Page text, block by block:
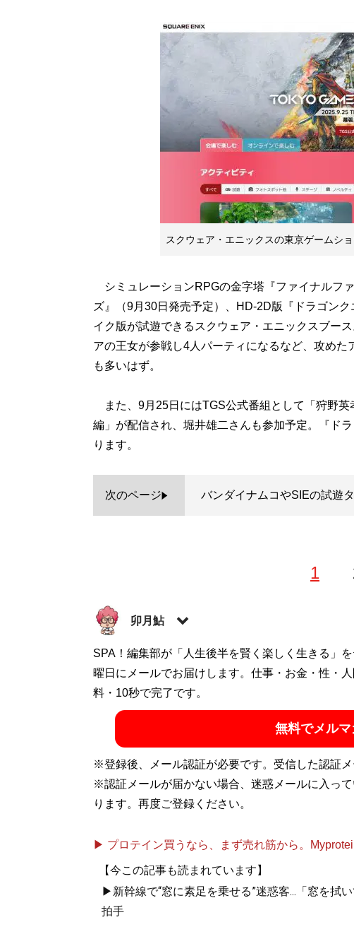
スクウェア・エニックスの東京ゲームシ
シミュレーションRPGの金字塔『ファイナルフ
ズ』（9月30日発売予定）、HD-2D版『ドラゴン
イク版が試遊できるスクウェア・エニックスブー
アの王女が参戦し4人パーティになるなど、攻め
も多いはず。
また、9月25日にはTGS公式番組として「狩野英
編」が配信され、堀井雄二さんも参加予定。『ド
ります。
次のページ バンダイナムコやSIEの試遊
1
卯月鮎
ゲーム雑誌・アニメ雑誌の編集を経て独立。ゲー
る。雑誌連載をまとめた著作『 はじめてのファミ
ガジン社）はゲーム実況の先駆けという声も
SPA！編集部が「人生後半を賢く楽しく生きる」
曜日にメールでお届けします。仕事・お金・性・
料・10秒で完了です。
無料でメル
※登録後、メール認証が必要です。受信した認証
※認証メールが届かない場合、迷惑メールに入っ
ります。再度ご登録ください。
▶ プロテイン買うなら、まず売れ筋から。
【今この記事も読まれています】
▶新幹線で“窓に素足を乗せる”迷惑客...「窓を拭
拍手